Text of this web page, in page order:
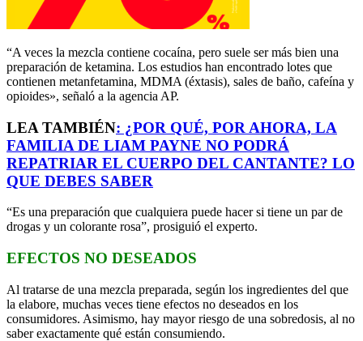
“A veces la mezcla contiene cocaína, pero suele ser más bien una
preparación de ketamina. Los estudios han encontrado lotes que
contienen metanfetamina, MDMA (éxtasis), sales de baño, cafeína y
opioides», señaló a la agencia AP.
LEA TAMBIÉN: ¿POR QUÉ, POR AHORA, LA
FAMILIA DE LIAM PAYNE NO PODRÁ
REPATRIAR EL CUERPO DEL CANTANTE? LO
QUE DEBES SABER
“Es una preparación que cualquiera puede hacer si tiene un par de
drogas y un colorante rosa”, prosiguió el experto.
EFECTOS NO DESEADOS
Al tratarse de una mezcla preparada, según los ingredientes del que
la elabore, muchas veces tiene efectos no deseados en los
consumidores. Asimismo, hay mayor riesgo de una sobredosis, al no
saber exactamente qué están consumiendo.